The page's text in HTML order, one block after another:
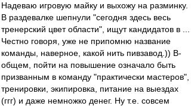
Надеваю игровую майку и выхожу на разминку.
В раздевалке шепнули "сегодня здесь весь
тренерский цвет области", ищут кандидатов в ...
Честно говоря, уже не припомню название
команды, наверное, какой нить пивзавод.)) В-
общем, пойти на повышение означало быть
призванным в команду "практически мастеров",
тренировки, экипировка, питание на выездах
(ггг) и даже немножко денег. Ну т.е. совсем